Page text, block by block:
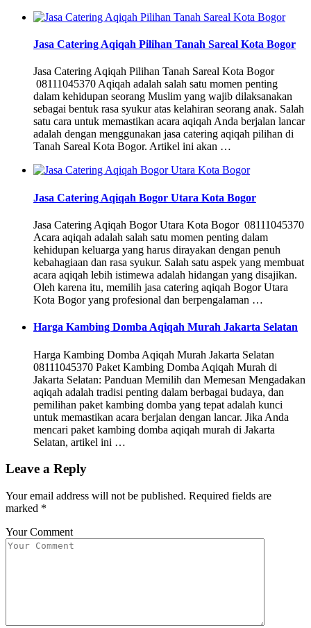
Jasa Catering Aqiqah Pilihan Tanah Sareal Kota Bogor
Jasa Catering Aqiqah Pilihan Tanah Sareal Kota Bogor
08111045370 Aqiqah adalah salah satu momen penting
dalam kehidupan seorang Muslim yang wajib dilaksanakan
sebagai bentuk rasa syukur atas kelahiran seorang anak. Salah
satu cara untuk memastikan acara aqiqah Anda berjalan lancar
adalah dengan menggunakan jasa catering aqiqah pilihan di
Tanah Sareal Kota Bogor. Artikel ini akan …
Jasa Catering Aqiqah Bogor Utara Kota Bogor
Jasa Catering Aqiqah Bogor Utara Kota Bogor 08111045370
Acara aqiqah adalah salah satu momen penting dalam
kehidupan keluarga yang harus dirayakan dengan penuh
kebahagiaan dan rasa syukur. Salah satu aspek yang membuat
acara aqiqah lebih istimewa adalah hidangan yang disajikan.
Oleh karena itu, memilih jasa catering aqiqah Bogor Utara
Kota Bogor yang profesional dan berpengalaman …
Harga Kambing Domba Aqiqah Murah Jakarta Selatan
Harga Kambing Domba Aqiqah Murah Jakarta Selatan
08111045370 Paket Kambing Domba Aqiqah Murah di
Jakarta Selatan: Panduan Memilih dan Memesan Mengadakan
aqiqah adalah tradisi penting dalam berbagai budaya, dan
pemilihan paket kambing domba yang tepat adalah kunci
untuk memastikan acara berjalan dengan lancar. Jika Anda
mencari paket kambing domba aqiqah murah di Jakarta
Selatan, artikel ini …
Leave a Reply
Your email address will not be published. Required fields are
marked *
Your Comment